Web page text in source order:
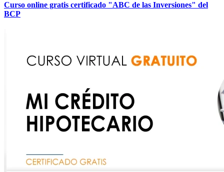
Curso online gratis certificado "ABC de las Inversiones" del
BCP